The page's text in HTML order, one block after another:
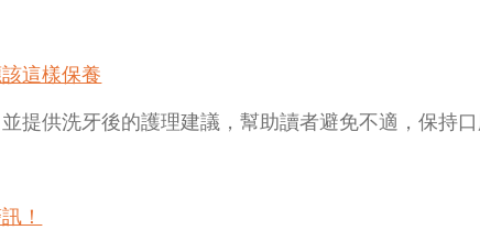
這樣保養
提供洗牙後的護理建議，幫助讀者避免不適，保持
！